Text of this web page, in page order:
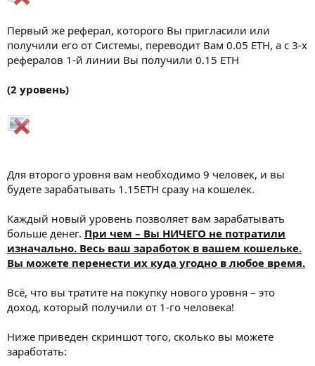
Первый же реферал, которого Вы пригласили или
получили его от Системы, переводит Вам 0.05 ETH, а с 3-х
рефералов 1-й линии Вы получили 0.15 ETH
(2 уровень)
Для второго уровня вам необходимо 9 человек, и вы
будете зарабатывать 1.15ETH сразу на кошелек.
Каждый новый уровень позволяет вам зарабатывать
больше денег. При чем – Вы НИЧЕГО не потратили
изначально. Весь ваш заработок в вашем кошельке.
Вы можете перенести их куда угодно в любое время.
Всё, что вы тратите на покупку нового уровня – это
доход, который получили от 1-го человека!
Ниже приведен скриншот того, сколько вы можете
заработать: